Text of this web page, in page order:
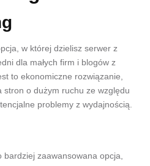
w której dzielisz serwer z
dla małych firm i blogów z
to ekonomiczne rozwiązanie,
stron o dużym ruchu ze względu
problemy z wydajnością.
bardziej zaawansowana opcja,